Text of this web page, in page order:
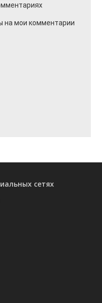
на мои комментарии
сетях